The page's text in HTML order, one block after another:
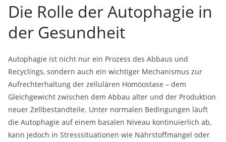
Die Rolle der Autophagie in
der Gesundheit
Autophagie ist nicht nur ein Prozess des Abbaus und
Recyclings, sondern auch ein wichtiger Mechanismus zur
Aufrechterhaltung der zellulären Homöostase – dem
Gleichgewicht zwischen dem Abbau alter und der Produktion
neuer Zellbestandteile. Unter normalen Bedingungen läuft
die Autophagie auf einem basalen Niveau kontinuierlich ab,
kann jedoch in Stresssituationen wie Nährstoffmangel oder